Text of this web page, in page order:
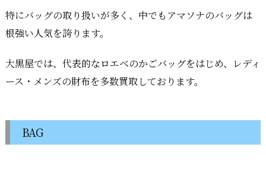
特にバッグの取り扱いが多く、中でもアマソナのバッグは
根強い人気を誇ります。
大黒屋では、代表的なロエベのかごバッグをはじめ、レディ
ース・メンズの財布を多数買取しております。
BAG